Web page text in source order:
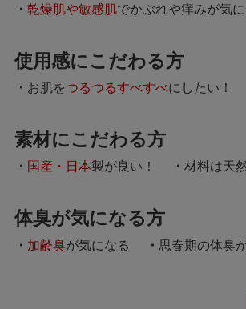
乾燥肌や敏感肌でかぶれや痒みが気
使用感にこだわる方
お肌をつるつるすべすべにしたい！
素材にこだわる方
国産・日本製が良い！ 材料は天
体臭が気になる方
加齢臭が気になる 思春期の体臭